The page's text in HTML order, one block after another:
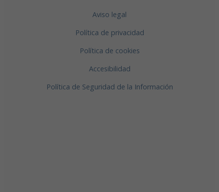
Aviso legal
Política de privacidad
Política de cookies
Accesibilidad
Política de Seguridad de la Información